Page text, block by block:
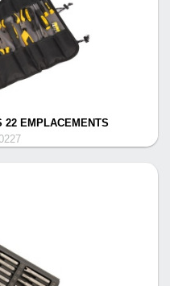
22 EMPLACEMENTS